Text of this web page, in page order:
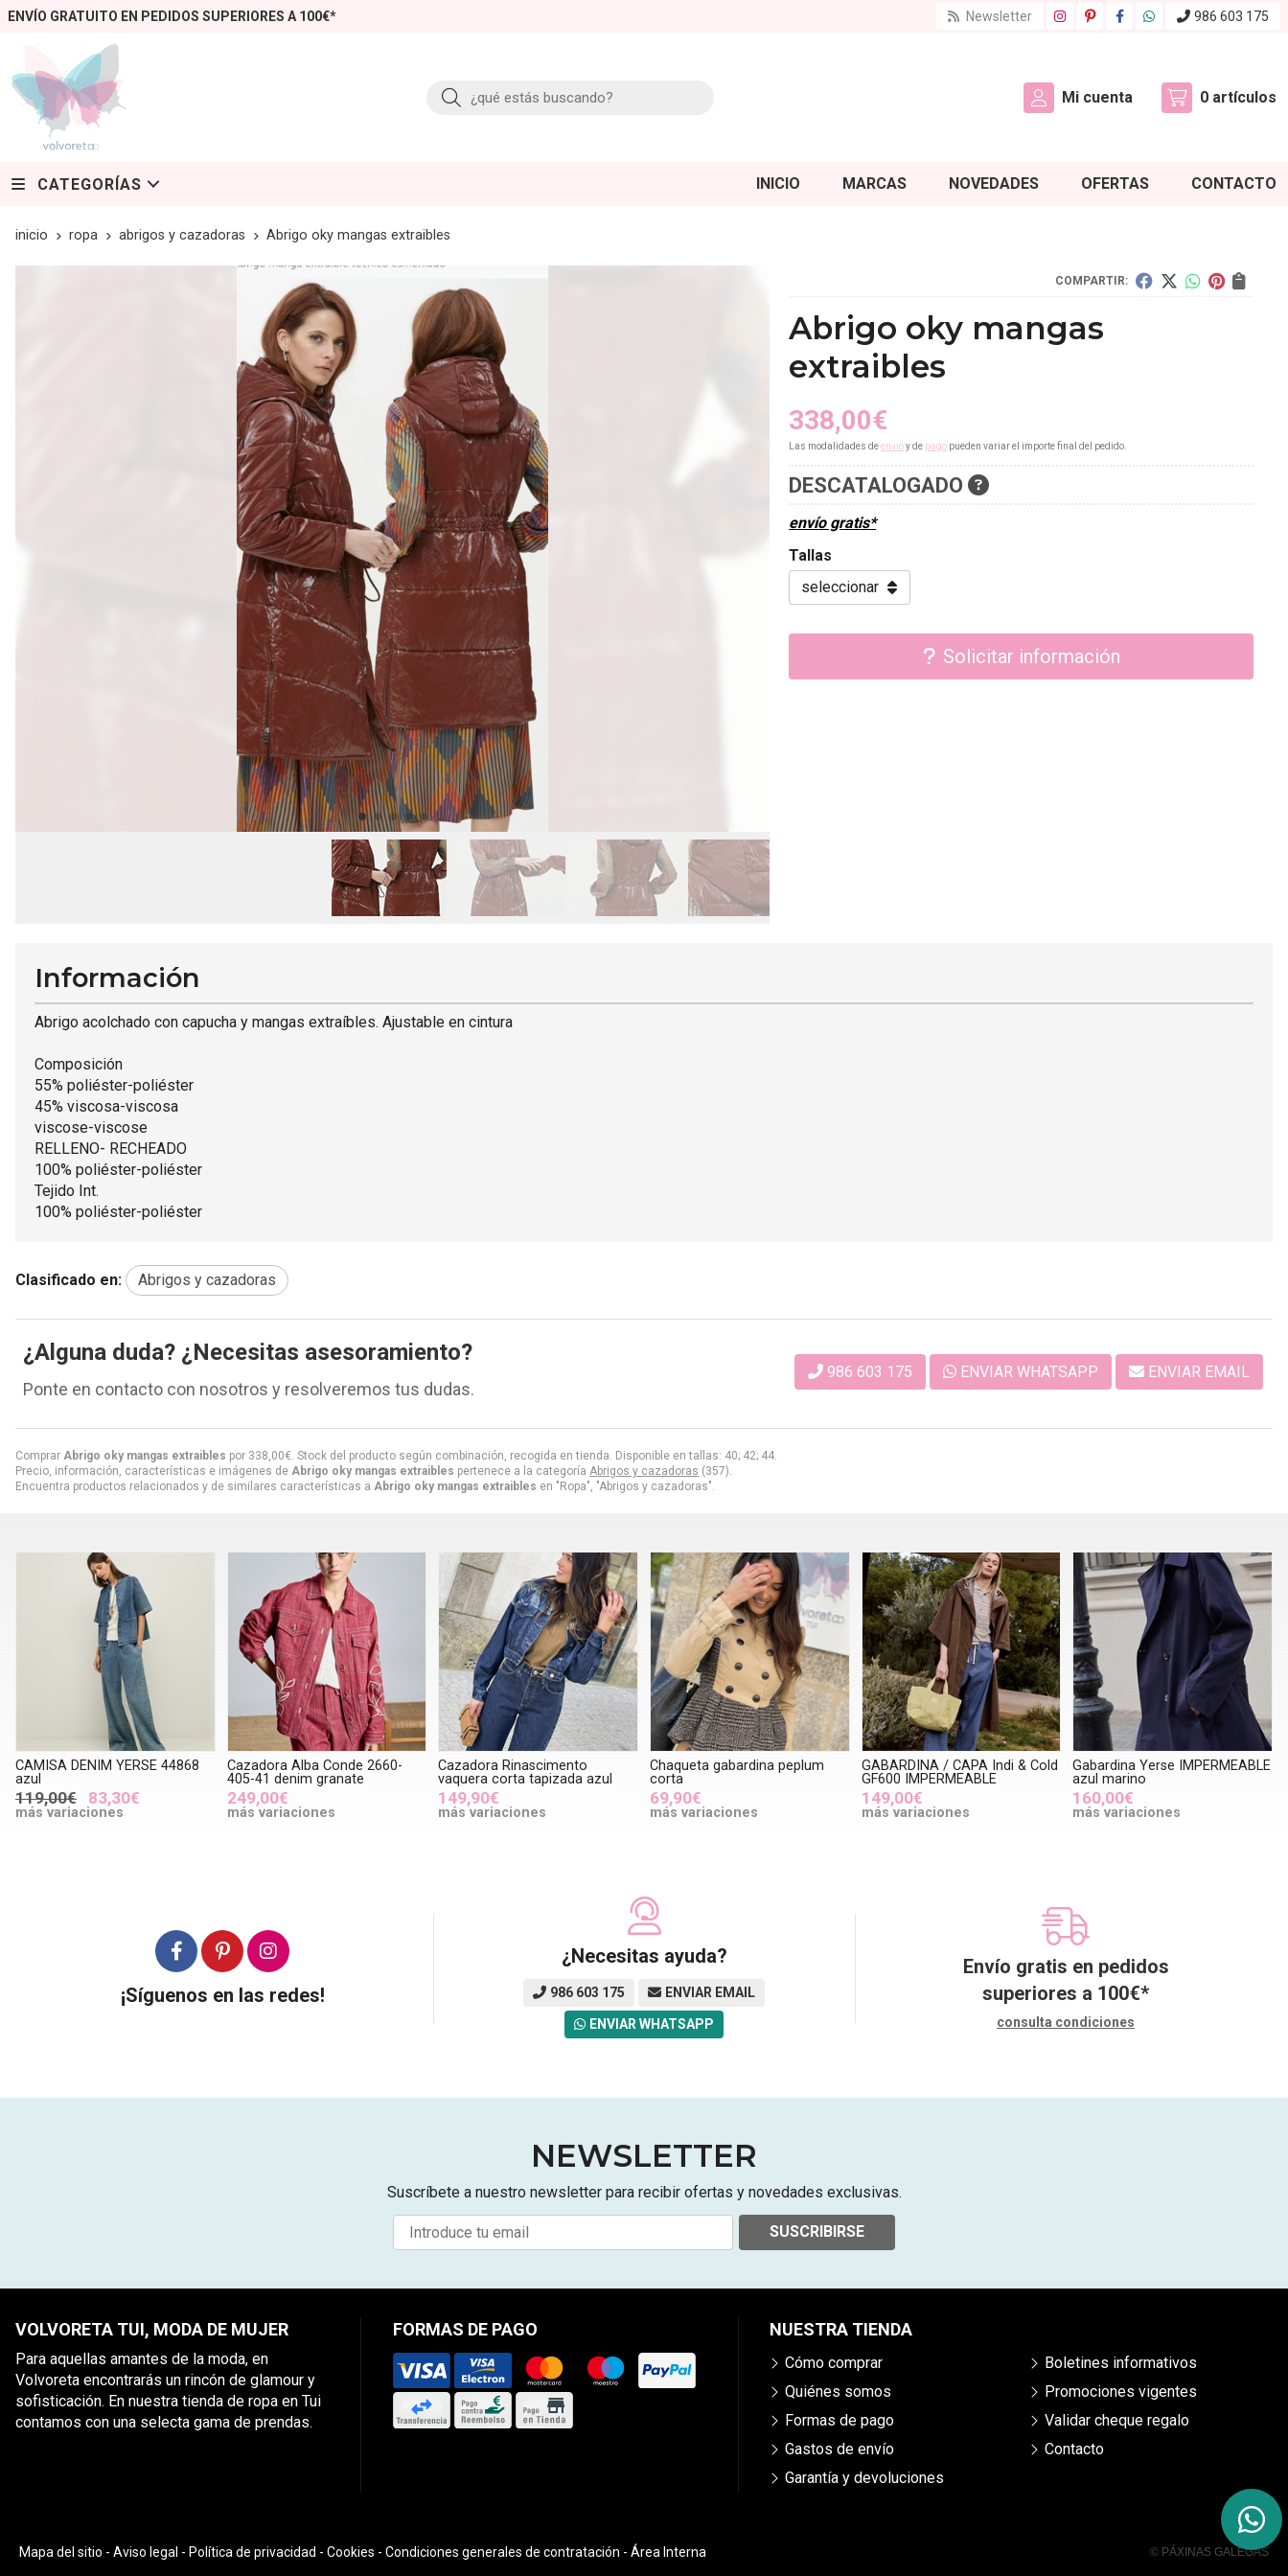
ENVÍO GRATUITO EN PEDIDOS SUPERIORES A 100€* Newsletter 986 603 175
Buscar Mi cuenta 0 artículos
CATEGORÍAS INICIO MARCAS NOVEDADES OFERTAS CONTACTO
inicio ropa abrigos y cazadoras Abrigo oky mangas extraibles
COMPARTIR:
Abrigo oky mangas
extraibles
338,00€
Las modalidades deenvíoy de pago pueden variar el importe final del pedido.
DESCATALOGADO
envío gratis*
Tallas
Solicitar información
Comprar Abrigo oky mangas extraibles por 338,00€. Stock del producto según combinación, recogida en tienda. Disponible en tallas: 40; 42; 44.
Precio, información, características e imágenes de Abrigo oky mangas extraibles pertenece a la categoría Abrigos y cazadoras (357).
Encuentra productos relacionados y de similares características a Abrigo oky mangas extraibles en "Ropa", "Abrigos y cazadoras".
Información
Abrigo acolchado con capucha y mangas extraíbles. Ajustable en cintura
Composición
55% poliéster-poliéster
45% viscosa-viscosa
viscose-viscose
RELLENO- RECHEADO
100% poliéster-poliéster
Tejido Int.
100% poliéster-poliéster
Clasificado en: Abrigos y cazadoras
¿Alguna duda? ¿Necesitas asesoramiento?
Ponte en contacto con nosotros y resolveremos tus dudas.
986 603 175 ENVIAR WHATSAPP ENVIAR EMAIL
CAMISA DENIM YERSE 44868
azul
119,00€ 83,30€
más variaciones
Cazadora Alba Conde 2660-
405-41 denim granate
249,00€
más variaciones
Cazadora Rinascimento
vaquera corta tapizada azul
149,90€
más variaciones
Chaqueta gabardina peplum
corta
69,90€
más variaciones
GABARDINA / CAPA Indi & Cold
GF600 IMPERMEABLE
149,00€
más variaciones
Gabardina Yerse IMPERMEABLE
azul marino
160,00€
más variaciones
¡Síguenos en las redes!
¿Necesitas ayuda?
986 603 175 ENVIAR EMAIL
ENVIAR WHATSAPP
Envío gratis en pedidos
superiores a 100€*
consulta condiciones
NEWSLETTER
Suscríbete a nuestro newsletter para recibir ofertas y novedades exclusivas.
SUSCRIBIRSE
VOLVORETA TUI, MODA DE MUJER
Para aquellas amantes de la moda, en
Volvoreta encontrarás un rincón de glamour y
sofisticación. En nuestra tienda de ropa en Tui
contamos con una selecta gama de prendas.
FORMAS DE PAGO NUESTRA TIENDA
Cómo comprar
Quiénes somos
Formas de pago
Gastos de envío
Garantía y devoluciones
Boletines informativos
Promociones vigentes
Validar cheque regalo
Contacto
Mapa del sitio - Aviso legal - Política de privacidad - Cookies - Condiciones generales de contratación - Área Interna © PÁXINAS GALEGAS